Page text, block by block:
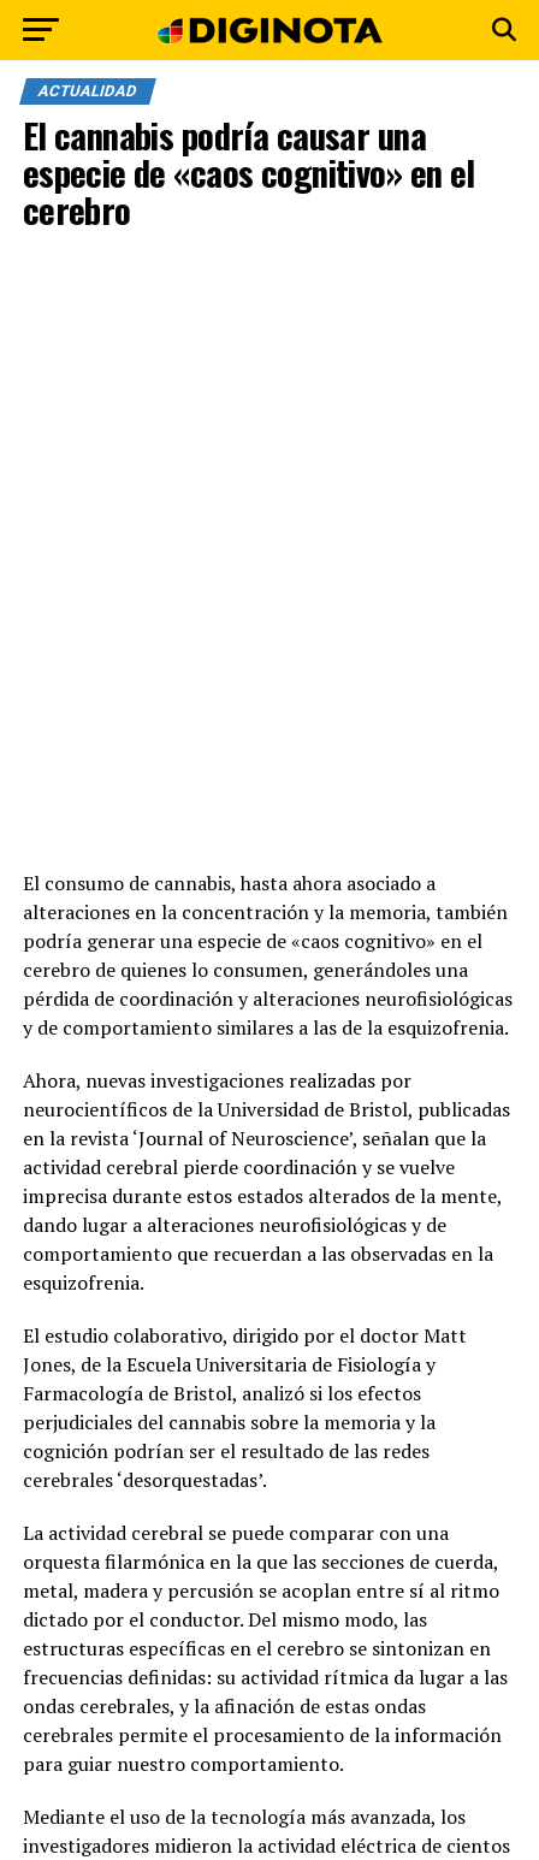
ACTUALIDAD
El cannabis podría causar una
especie de «caos cognitivo» en el
cerebro
El consumo de cannabis, hasta ahora asociado a
alteraciones en la concentración y la memoria, también
podría generar una especie de «caos cognitivo» en el
cerebro de quienes lo consumen, generándoles una
pérdida de coordinación y alteraciones neurofisiológicas
y de comportamiento similares a las de la esquizofrenia.
Ahora, nuevas investigaciones realizadas por
neurocientíficos de la Universidad de Bristol, publicadas
en la revista ‘Journal of Neuroscience’, señalan que la
actividad cerebral pierde coordinación y se vuelve
imprecisa durante estos estados alterados de la mente,
dando lugar a alteraciones neurofisiológicas y de
comportamiento que recuerdan a las observadas en la
esquizofrenia.
El estudio colaborativo, dirigido por el doctor Matt
Jones, de la Escuela Universitaria de Fisiología y
Farmacología de Bristol, analizó si los efectos
perjudiciales del cannabis sobre la memoria y la
cognición podrían ser el resultado de las redes
cerebrales ‘desorquestadas’.
La actividad cerebral se puede comparar con una
orquesta filarmónica en la que las secciones de cuerda,
metal, madera y percusión se acoplan entre sí al ritmo
dictado por el conductor. Del mismo modo, las
estructuras específicas en el cerebro se sintonizan en
frecuencias definidas: su actividad rítmica da lugar a las
ondas cerebrales, y la afinación de estas ondas
cerebrales permite el procesamiento de la información
para guiar nuestro comportamiento.
Mediante el uso de la tecnología más avanzada, los
investigadores midieron la actividad eléctrica de cientos